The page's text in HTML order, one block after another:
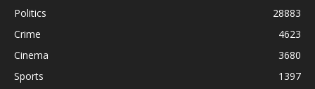
Politics
28883
Crime
4623
Cinema
3680
Sports
1397